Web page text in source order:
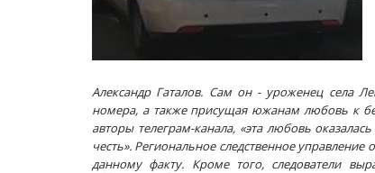
Александр Гаталов. Сам он - уроженец села
номера, а также присущая южанам любовь к
авторы телеграм-канала, «эта любовь
честь». Региональное следственное
данному факту. Кроме того, следователи